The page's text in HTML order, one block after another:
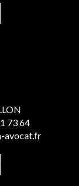
73 64
avocat.fr